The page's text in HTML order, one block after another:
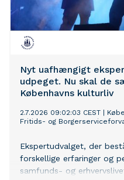
Nyt uafhængigt
udpeget. Nu skal de
Københavns kulturliv
2.7.2026 09:02:03 CEST
Fritids- og
Ekspertudvalget, der
forskellige erfaringer og
samfunds- og